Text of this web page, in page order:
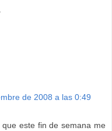
de 2008 a las 0:49
este fin de semana me